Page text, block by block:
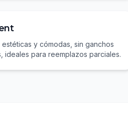
y cómodas, sin ganchos
ideales para reemplazos parciales.